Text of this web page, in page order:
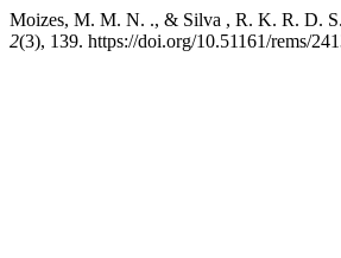
Moizes, M. M. N. ., & Silva , R. K. R.
2(3), 139. https://doi.org/10.51161/rems/